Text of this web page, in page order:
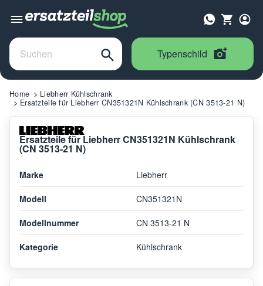
Typenschild
Home
Liebherr Kühlschrank
Ersatzteile für Liebherr CN351321N Kühlschrank (CN 3513-21 N)
Ersatzteile für Liebherr CN351321N Kühlschrank
(CN 3513-21 N)
Marke Liebherr
Modell CN351321N
Modellnummer CN 3513-21 N
Kategorie Kühlschrank